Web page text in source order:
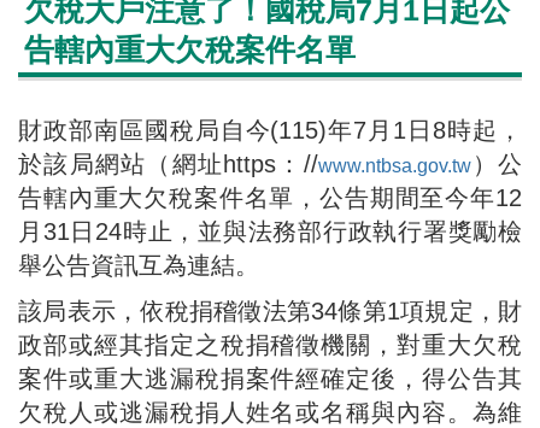
欠稅大戶注意了！國稅局7月1日起公
告轄內重大欠稅案件名單
財政部南區國稅局自今(115)年7月1日8時起，
於該局網站（網址https：//www.ntbsa.gov.tw）公
告轄內重大欠稅案件名單，公告期間至今年12
月31日24時止，並與法務部行政執行署獎勵檢
舉公告資訊互為連結。
該局表示，依稅捐稽徵法第34條第1項規定，財
政部或經其指定之稅捐稽徵機關，對重大欠稅
案件或重大逃漏稅捐案件經確定後，得公告其
欠稅人或逃漏稅捐人姓名或名稱與內容。為維